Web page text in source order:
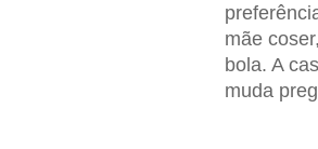
mãe
bola. A
muda